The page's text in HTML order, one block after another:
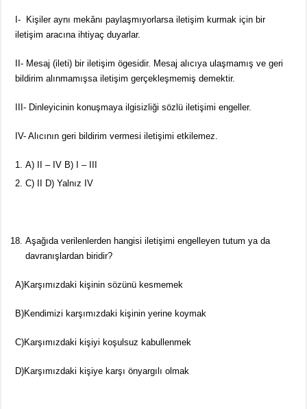
I- Kişiler aynı mekânı paylaşmıyorlarsa iletişim kurmak için bir
iletişim aracına ihtiyaç duyarlar.
II- Mesaj (ileti) bir iletişim ögesidir. Mesaj alıcıya ulaşmamış ve geri
bildirim alınmamışsa iletişim gerçekleşmemiş demektir.
III- Dinleyicinin konuşmaya ilgisizliği sözlü iletişimi engeller.
IV- Alıcının geri bildirim vermesi iletişimi etkilemez.
A) II – IV B) I – III
C) II D) Yalnız IV
Aşağıda verilenlerden hangisi iletişimi engelleyen tutum ya da
davranışlardan biridir?
A)Karşımızdaki kişinin sözünü kesmemek
B)Kendimizi karşımızdaki kişinin yerine koymak
C)Karşımızdaki kişiyi koşulsuz kabullenmek
D)Karşımızdaki kişiye karşı önyargılı olmak